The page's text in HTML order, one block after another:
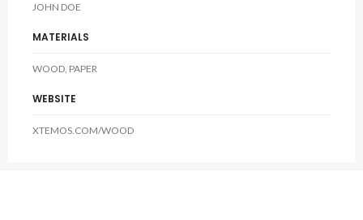
JOHN DOE
MATERIALS
WOOD, PAPER
WEBSITE
XTEMOS.COM/WOOD